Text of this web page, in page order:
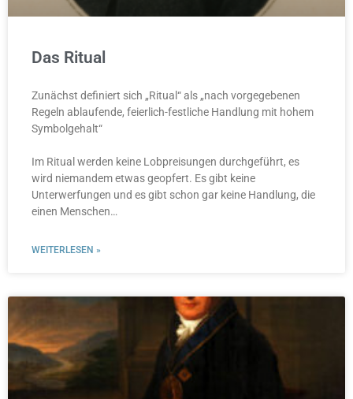
Das Ritual
Zunächst definiert sich „Ritual“ als „nach vorgegebenen
Regeln ablaufende, feierlich-festliche Handlung mit hohem
Symbolgehalt“
Im Ritual werden keine Lobpreisungen durchgeführt, es
wird niemandem etwas geopfert. Es gibt keine
Unterwerfungen und es gibt schon gar keine Handlung, die
einen Menschen…
WEITERLESEN »